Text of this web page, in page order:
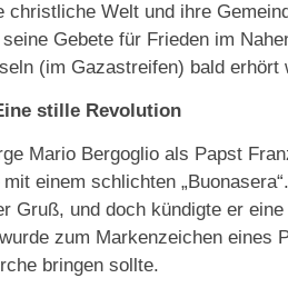
christliche Welt und ihre
Gebete für Frieden im
(im Gazastreifen) bald erhört
stille Revolution
Mario Bergoglio als Papst
einem schlichten
Gruß, und doch kündigte er
zum Markenzeichen eines
bringen sollte.